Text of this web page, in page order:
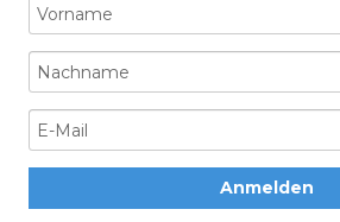
Anmelden